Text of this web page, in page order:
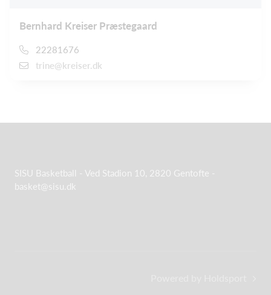
Bernhard Kreiser Præstegaard
22281676
trine@kreiser.dk
SISU Basketball - Ved Stadion 10, 2820 Gentofte -
basket@sisu.dk